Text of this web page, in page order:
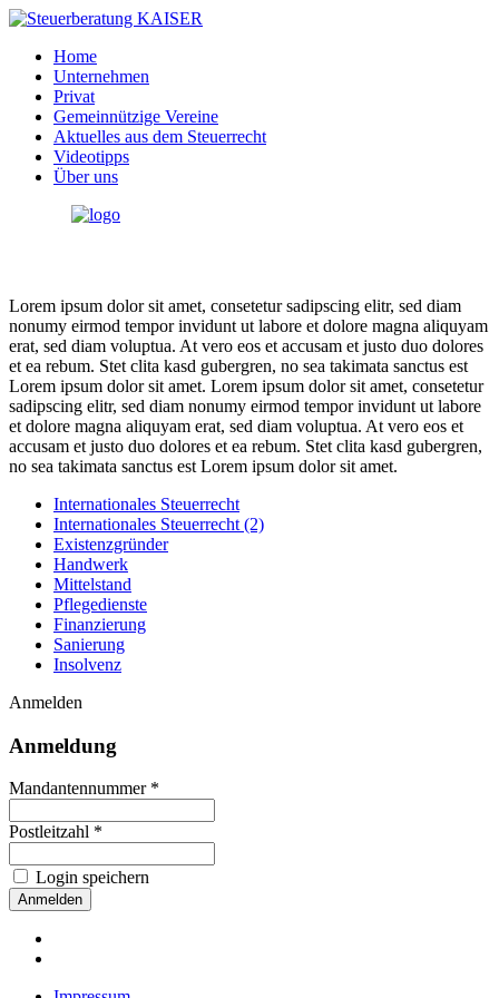
Home
Unternehmen
Privat
Gemeinnützige Vereine
Aktuelles aus dem Steuerrecht
Videotipps
Über uns
Lorem ipsum dolor sit amet, consetetur sadipscing elitr, sed diam
nonumy eirmod tempor invidunt ut labore et dolore magna aliquyam
erat, sed diam voluptua. At vero eos et accusam et justo duo dolores
et ea rebum. Stet clita kasd gubergren, no sea takimata sanctus est
Lorem ipsum dolor sit amet. Lorem ipsum dolor sit amet, consetetur
sadipscing elitr, sed diam nonumy eirmod tempor invidunt ut labore
et dolore magna aliquyam erat, sed diam voluptua. At vero eos et
accusam et justo duo dolores et ea rebum. Stet clita kasd gubergren,
no sea takimata sanctus est Lorem ipsum dolor sit amet.
Internationales Steuerrecht
Internationales Steuerrecht (2)
Existenzgründer
Handwerk
Mittelstand
Pflegedienste
Finanzierung
Sanierung
Insolvenz
Anmelden
Anmeldung
Mandantennummer *
Postleitzahl *
Login speichern